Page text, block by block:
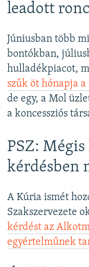
leadott
Júniusban több
bontókban,
hulladékpiacot,
szűk öt hónapja
de egy, a Mol
a koncessziós
PSZ:
kérdésben
A Kúria ismét
Szakszervezete
kérdést az
egyértelműnek